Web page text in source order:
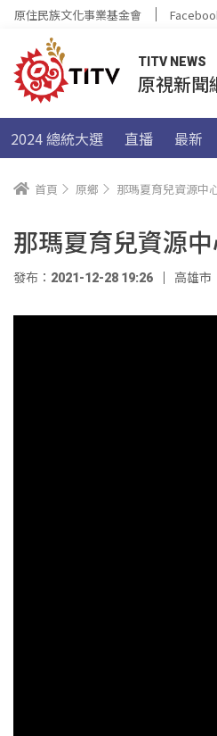
原住民族文化事業基金會
TITV NEWS
原視新聞
2024 總統大選 直播 最新
首頁 原鄉 那瑪夏育兒資源中
那瑪夏育兒資源
發布：2021-12-28 19:26 高雄市